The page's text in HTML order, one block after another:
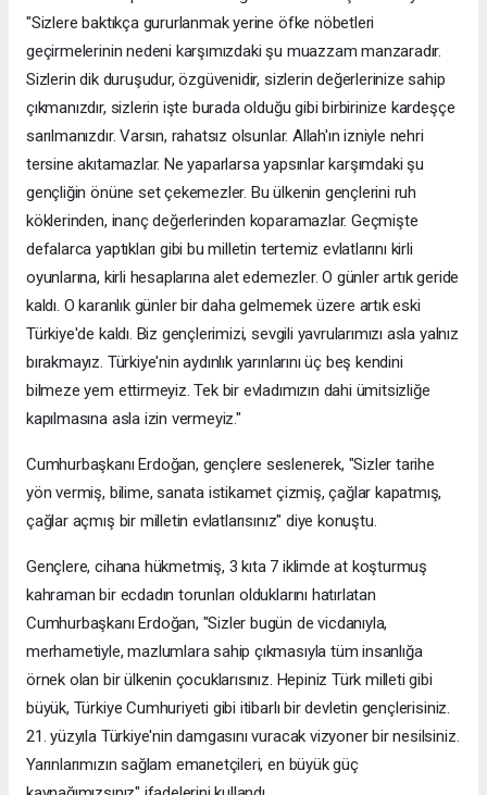
"Sizlere baktıkça gururlanmak yerine öfke nöbetleri
geçirmelerinin nedeni karşımızdaki şu muazzam manzaradır.
Sizlerin dik duruşudur, özgüvenidir, sizlerin değerlerinize sahip
çıkmanızdır, sizlerin işte burada olduğu gibi birbirinize kardeşçe
sarılmanızdır. Varsın, rahatsız olsunlar. Allah'ın izniyle nehri
tersine akıtamazlar. Ne yaparlarsa yapsınlar karşımdaki şu
gençliğin önüne set çekemezler. Bu ülkenin gençlerini ruh
köklerinden, inanç değerlerinden koparamazlar. Geçmişte
defalarca yaptıkları gibi bu milletin tertemiz evlatlarını kirli
oyunlarına, kirli hesaplarına alet edemezler. O günler artık geride
kaldı. O karanlık günler bir daha gelmemek üzere artık eski
Türkiye'de kaldı. Biz gençlerimizi, sevgili yavrularımızı asla yalnız
bırakmayız. Türkiye'nin aydınlık yarınlarını üç beş kendini
bilmeze yem ettirmeyiz. Tek bir evladımızın dahi ümitsizliğe
kapılmasına asla izin vermeyiz."
Cumhurbaşkanı Erdoğan, gençlere seslenerek, "Sizler tarihe
yön vermiş, bilime, sanata istikamet çizmiş, çağlar kapatmış,
çağlar açmış bir milletin evlatlarısınız" diye konuştu.
Gençlere, cihana hükmetmiş, 3 kıta 7 iklimde at koşturmuş
kahraman bir ecdadın torunları olduklarını hatırlatan
Cumhurbaşkanı Erdoğan, "Sizler bugün de vicdanıyla,
merhametiyle, mazlumlara sahip çıkmasıyla tüm insanlığa
örnek olan bir ülkenin çocuklarısınız. Hepiniz Türk milleti gibi
büyük, Türkiye Cumhuriyeti gibi itibarlı bir devletin gençlerisiniz.
21. yüzyıla Türkiye'nin damgasını vuracak vizyoner bir nesilsiniz.
Yarınlarımızın sağlam emanetçileri, en büyük güç